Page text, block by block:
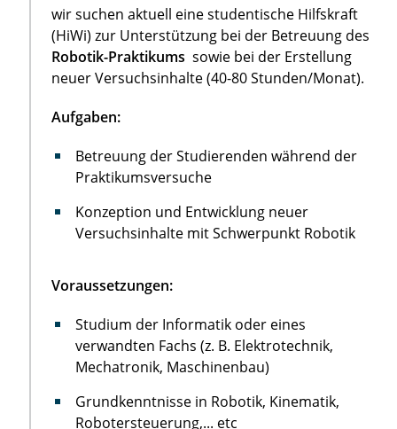
wir suchen aktuell eine studentische Hilfskraft
(HiWi) zur Unterstützung bei der Betreuung des
Robotik-Praktikums sowie bei der Erstellung
neuer Versuchsinhalte (40-80 Stunden/Monat).
Aufgaben:
Betreuung der Studierenden während der
Praktikumsversuche
Konzeption und Entwicklung neuer
Versuchsinhalte mit Schwerpunkt Robotik
Voraussetzungen:
Studium der Informatik oder eines
verwandten Fachs (z. B. Elektrotechnik,
Mechatronik, Maschinenbau)
Grundkenntnisse in Robotik, Kinematik,
Robotersteuerung,... etc